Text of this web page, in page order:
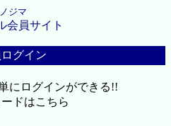
ノジマ
会員サイト
グイン
にログインができる!!
ドはこちら